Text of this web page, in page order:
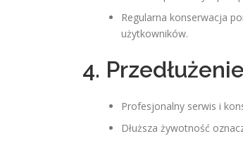
Regularna konserwacja
użytkowników.
4.
Profesjonalny serwis i
Dłuższa żywotność